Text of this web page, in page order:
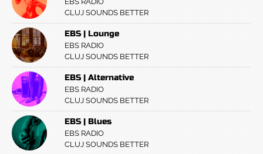
CLUJ SOUNDS BETTER
EBS | Lounge
EBS RADIO
CLUJ SOUNDS BETTER
EBS | Alternative
EBS RADIO
CLUJ SOUNDS BETTER
EBS | Blues
EBS RADIO
CLUJ SOUNDS BETTER